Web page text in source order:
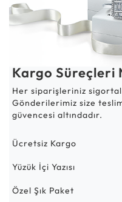
Kargo Süreçleri
Her siparişleriniz
Gönderilerimiz size
güvencesi altındadır.
Ücretsiz Kargo
Yüzük İçi Yazısı
Özel Şık Paket